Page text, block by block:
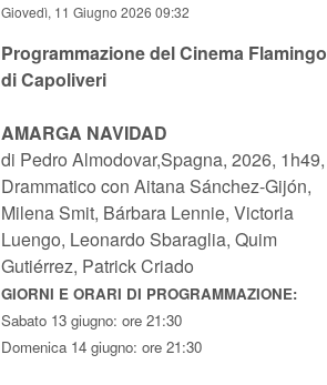
Giovedì, 11 Giugno 2026 09:32
Programmazione del Cinema Flamingo
di Capoliveri
AMARGA NAVIDAD
di Pedro Almodovar,Spagna, 2026, 1h49,
Drammatico con Aitana Sánchez-Gijón,
Milena Smit, Bárbara Lennie, Victoria
Luengo, Leonardo Sbaraglia, Quim
Gutiérrez, Patrick Criado
GIORNI E ORARI DI PROGRAMMAZIONE:
Sabato 13 giugno: ore 21:30
Domenica 14 giugno: ore 21:30